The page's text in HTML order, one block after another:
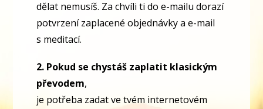
dělat nemusíš. Za chvíli ti do e-mailu dorazí
potvrzení zaplacené objednávky a e-mail
s meditací.
2. Pokud se chystáš zaplatit klasickým
převodem,
je potřeba zadat ve tvém internetovém